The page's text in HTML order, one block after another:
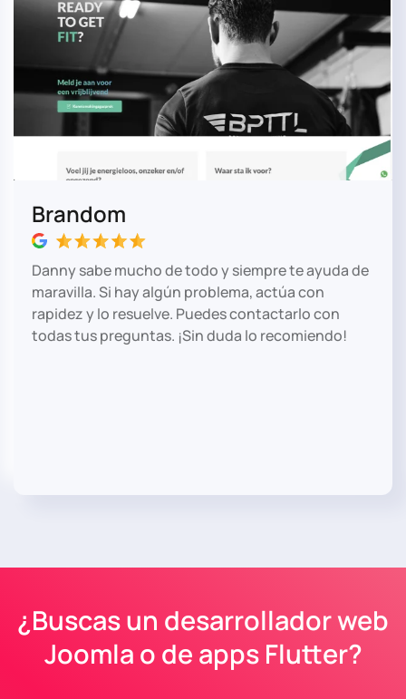
Brandom
Danny sabe mucho de todo y siempre te ayuda de
maravilla. Si hay algún problema, actúa con
rapidez y lo resuelve. Puedes contactarlo con
todas tus preguntas. ¡Sin duda lo recomiendo!
¿Buscas un desarrollador web
Joomla o de apps Flutter?